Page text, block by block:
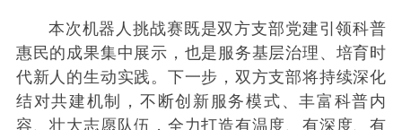
本次机器人挑战赛既是双方支部党建引领科普
惠民的成果集中展示，也是服务基层治理、培育时
代新人的生动实践。下一步，双方支部将持续深化
结对共建机制，不断创新服务模式、丰富科普内
容、壮大志愿队伍，全力打造有温度、有深度、有